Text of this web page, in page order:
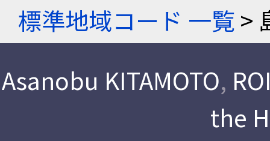
標準地域コード 一覧>
Asanobu KITAMOTO,
the